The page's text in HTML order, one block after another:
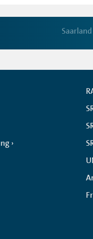
Saarland